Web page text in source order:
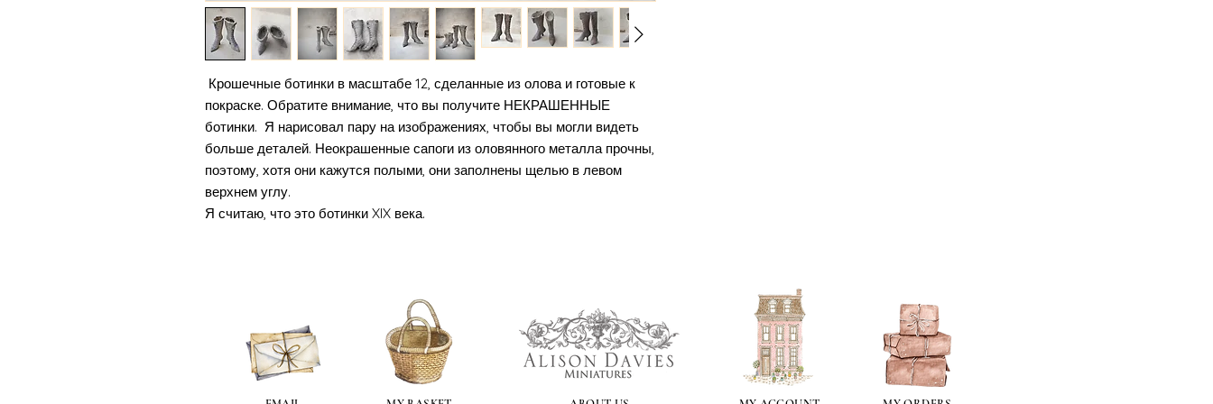
Крошечные ботинки в масштабе 12, сделанные из олова и готовые к
покраске. Обратите внимание, что вы получите НЕКРАШЕННЫЕ
ботинки. Я нарисовал пару на изображениях, чтобы вы могли видеть
больше деталей. Неокрашенные сапоги из оловянного металла прочны,
поэтому, хотя они кажутся полыми, они заполнены щелью в левом
верхнем углу.
Я считаю, что это ботинки XIX века.